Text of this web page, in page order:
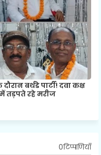
बर्थडे पार्टी! दवा कक्ष
तड़पते रहे मरीज
0टिप्पणियाँ